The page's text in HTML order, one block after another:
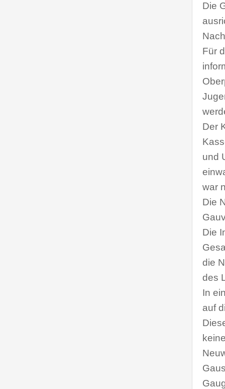
Die
Für
Der
und
war
Die
Die
die
des
In
auf